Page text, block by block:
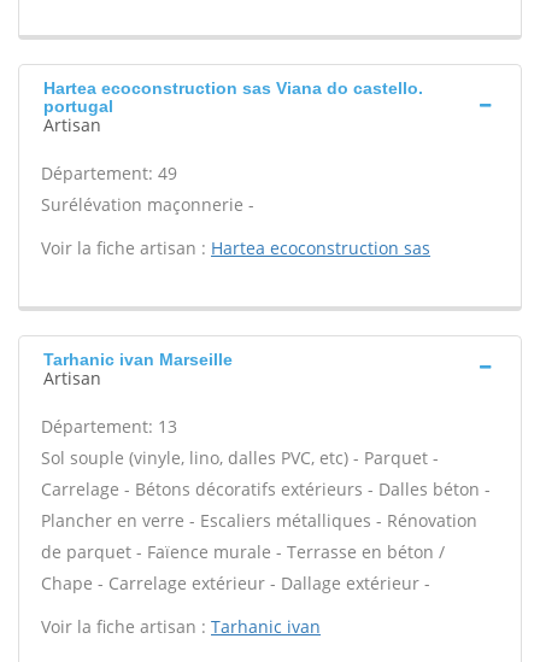
Hartea ecoconstruction sas Viana do castello.
portugal
Artisan
Département: 49
Surélévation maçonnerie -
Voir la fiche artisan : Hartea ecoconstruction sas
Tarhanic ivan Marseille
Artisan
Département: 13
Sol souple (vinyle, lino, dalles PVC, etc) - Parquet -
Carrelage - Bétons décoratifs extérieurs - Dalles béton -
Plancher en verre - Escaliers métalliques - Rénovation
de parquet - Faïence murale - Terrasse en béton /
Chape - Carrelage extérieur - Dallage extérieur -
Voir la fiche artisan : Tarhanic ivan